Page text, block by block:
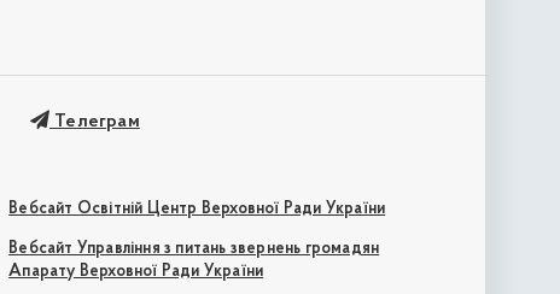
Телеграм
Вебсайт Освітній Центр Верховної Ради України
Вебсайт Управління з питань звернень громадян
Апарату Верховної Ради України